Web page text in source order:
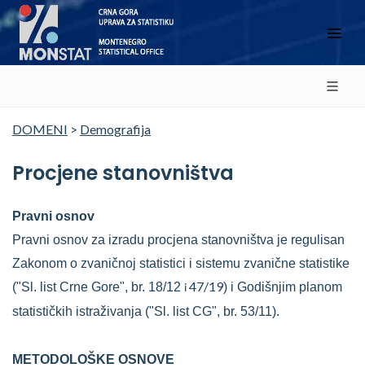
DOMENI > Demografija
Procjene stanovništva
Pravni osnov
Pravni osnov za izradu procjena stanovništva je regulisan
Zakonom o zvaničnoj statistici i sistemu zvanične statistike
("Sl. list Crne Gore", br. 18/12 i 47/19) i Godišnjim planom
statističkih istraživanja ("Sl. list CG", br. 53/11).
METODOLOŠKE OSNOVE